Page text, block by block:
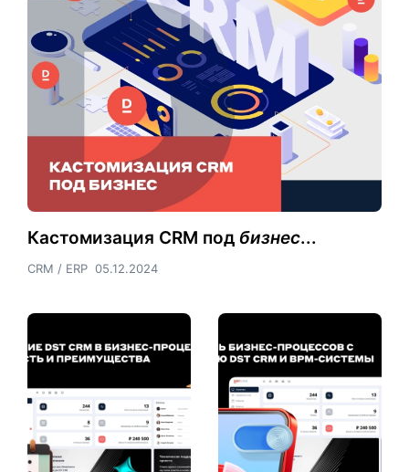
Кастомизация CRM под бизнес...
CRM / ERP 05.12.2024